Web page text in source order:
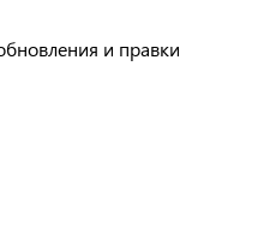
и правки